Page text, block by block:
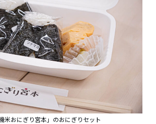
米おにぎり宮本」のおにぎりセット